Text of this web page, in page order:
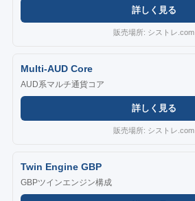
詳しく見る
販売場所: シストレ.com
Multi-AUD Core
AUD系マルチ通貨コア
詳しく見る
販売場所: シストレ.com
Twin Engine GBP
GBPツインエンジン構成